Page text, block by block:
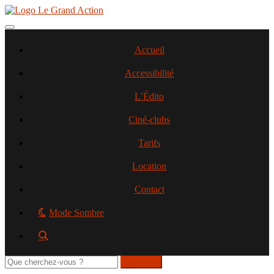
Aller
contenu
Toggle navigation
Accueil
Accessibilité
L’Édito
Ciné-clubs
Tarifs
Location
Contact
Mode Sombre
Rechercher
sur